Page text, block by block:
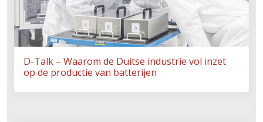
D-Talk – Waarom de Duitse industrie vol inzet
op de productie van batterijen